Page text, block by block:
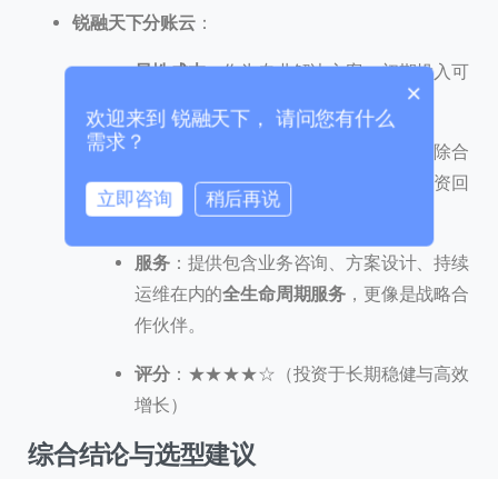
锐融天下分账云：
显性成本：作为专业解决方案，初期投入可
能较高。
隐性价值
：大幅降低财务运营成本、消除合
规风险、赋能业务创新与快速扩张，投资回
报率高。
服务：提供包含业务咨询、方案设计、持续
运维在内的全生命周期服务 ，更像是战略合
作伙伴。
评分：★★★★☆（投资于长期稳健与高效
增长）
综合结论与选型建议
0 / 180
首次进入页面
提交
×
欢迎来到 锐融天下， 请问您有什么
需求？
立即咨询 稍后再说